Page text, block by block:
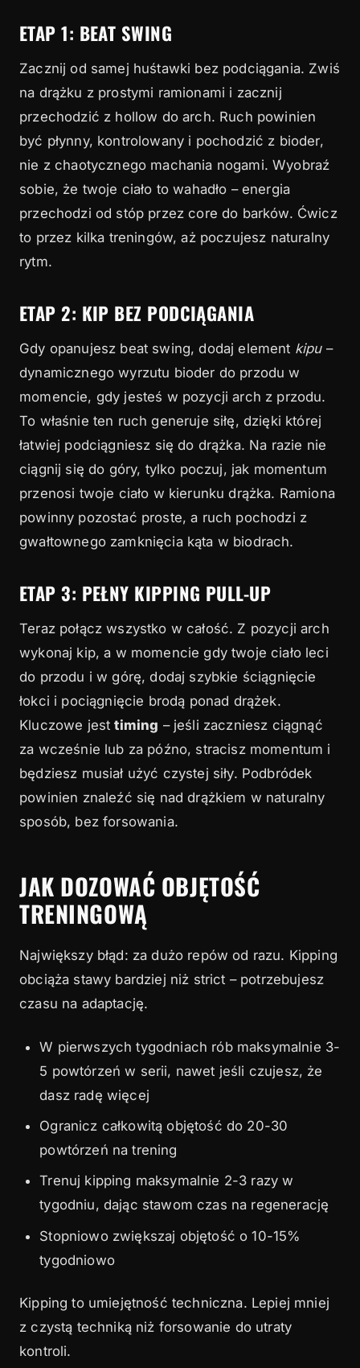
ETAP 1: BEAT SWING
Zacznij od samej huśtawki bez podciągania. Zwiś
na drążku z prostymi ramionami i zacznij
przechodzić z hollow do arch. Ruch powinien
być płynny, kontrolowany i pochodzić z bioder,
nie z chaotycznego machania nogami. Wyobraź
sobie, że twoje ciało to wahadło – energia
przechodzi od stóp przez core do barków. Ćwicz
to przez kilka treningów, aż poczujesz naturalny
rytm.
ETAP 2: KIP BEZ PODCIĄGANIA
Gdy opanujesz beat swing, dodaj element kipu–
dynamicznego wyrzutu bioder do przodu w
momencie, gdy jesteś w pozycji arch z przodu.
To właśnie ten ruch generuje siłę, dzięki której
łatwiej podciągniesz się do drążka. Na razie nie
ciągnij się do góry, tylko poczuj, jak momentum
przenosi twoje ciało w kierunku drążka. Ramiona
powinny pozostać proste, a ruch pochodzi z
gwałtownego zamknięcia kąta w biodrach.
ETAP 3: PEŁNY KIPPING PULL-UP
Teraz połącz wszystko w całość. Z pozycji arch
wykonaj kip, a w momencie gdy twoje ciało leci
do przodu i w górę, dodaj szybkie ściągnięcie
łokci i pociągnięcie brodą ponad drążek.
Kluczowe jesttiming – jeśli zaczniesz ciągnąć
za wcześnie lub za późno, stracisz momentum i
będziesz musiał użyć czystej siły. Podbródek
powinien znaleźć się nad drążkiem w naturalny
sposób, bez forsowania.
JAK DOZOWAĆ OBJĘTOŚĆ
TRENINGOWĄ
Największy błąd: za dużo repów od razu. Kipping
obciąża stawy bardziej niż strict – potrzebujesz
czasu na adaptację.
W pierwszych tygodniach rób maksymalnie 3-
5 powtórzeń w serii, nawet jeśli czujesz, że
dasz radę więcej
Ogranicz całkowitą objętość do 20-30
powtórzeń na trening
Trenuj kipping maksymalnie 2-3 razy w
tygodniu, dając stawom czas na regenerację
Stopniowo zwiększaj objętość o 10-15%
tygodniowo
Kipping to umiejętność techniczna. Lepiej mniej
z czystą techniką niż forsowanie do utraty
kontroli.